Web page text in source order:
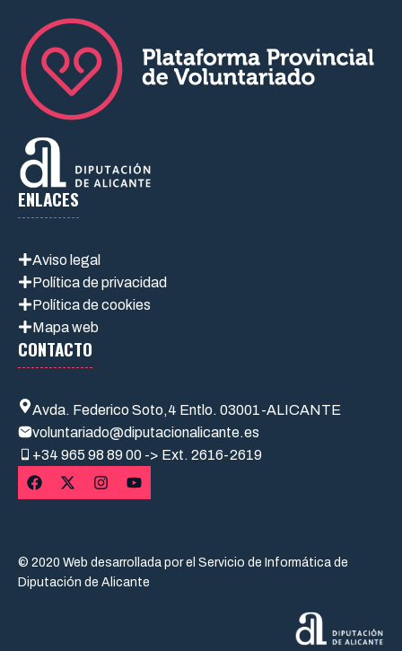
ENLACES
Aviso legal
Política de privacidad
Política de cookies
Mapa web
CONTACTO
Avda. Federico Soto,4 Entlo. 03001-ALICANTE
voluntariado@diputacionalicante.es
+34 965 98 89 00 -> Ext. 2616-2619
© 2020 Web desarrollada por el Servicio de Informática de
Diputación de Alicante